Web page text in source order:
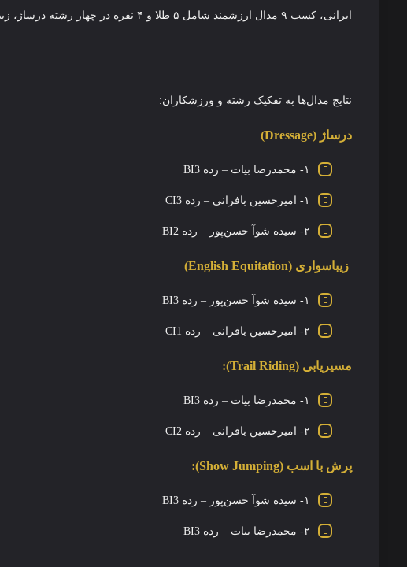
ایرانی، کسب ۹ مدال ارزشمند شامل ۵ طلا و ۴ نقره در چهار رشته درساژ، زیباسواری، مسیر‌یابی و پرش با اسب بود.
نتایج مدال‌ها به تفکیک رشته و ورزشکاران:
درساژ (Dressage)
۱- محمدرضا بیات – رده BI3
۱- امیرحسین بافرانی – رده CI3
۲- سیده شوآ حسن‌پور – رده BI2
زیباسواری (English Equitation)
۱- سیده شوآ حسن‌پور – رده BI3
۲- امیرحسین بافرانی – رده CI1
مسیر‌یابی (Trail Riding):
۱- محمدرضا بیات – رده BI3
۲- امیرحسین بافرانی – رده CI2
پرش با اسب (Show Jumping):
۱- سیده شوآ حسن‌پور – رده BI3
۲- محمدرضا بیات – رده BI3